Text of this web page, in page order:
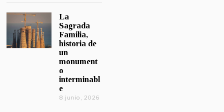
La
Sagrada
Familia,
historia de
un
monument
o
interminabl
e
8 junio, 2026